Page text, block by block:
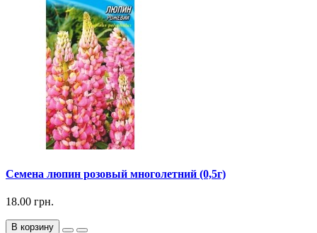
Семена люпин розовый многолетний (0,5г)
18.00 грн.
В корзину